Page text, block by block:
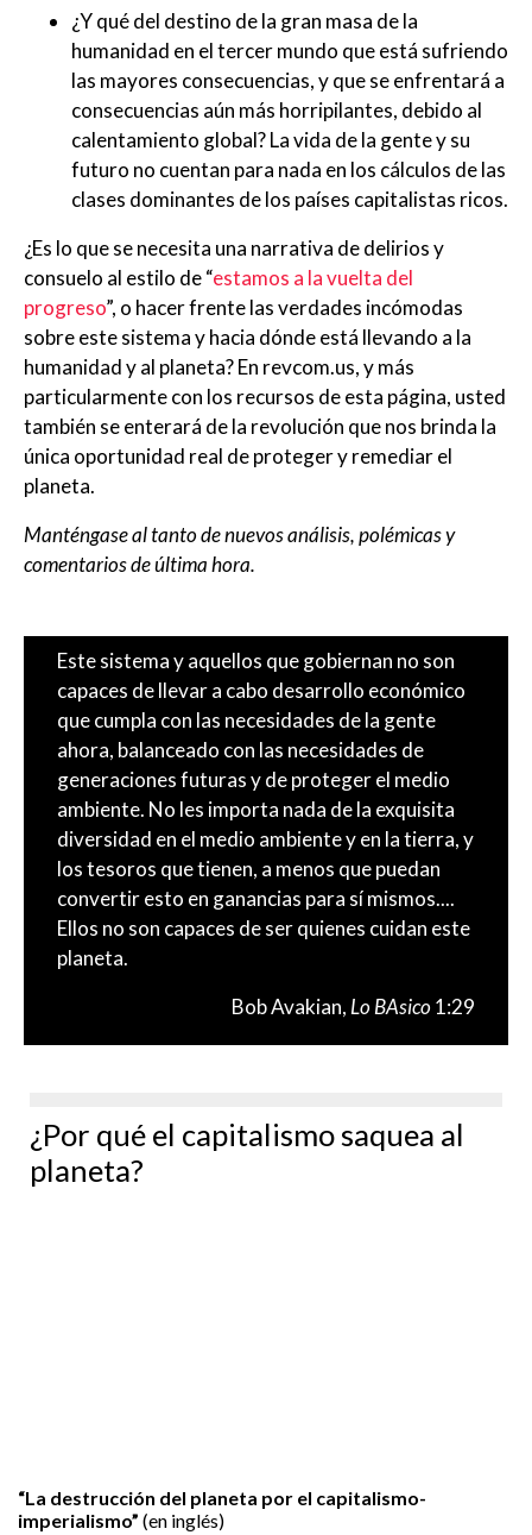
¿Y qué del destino de la gran masa de la
humanidad en el tercer mundo que está sufriendo
las mayores consecuencias, y que se enfrentará a
consecuencias aún más horripilantes, debido al
calentamiento global? La vida de la gente y su
futuro no cuentan para nada en los cálculos de las
clases dominantes de los países capitalistas ricos.
¿Es lo que se necesita una narrativa de delirios y
consuelo al estilo de “estamos a la vuelta del
progreso”, o hacer frente las verdades incómodas
sobre este sistema y hacia dónde está llevando a la
humanidad y al planeta? En revcom.us, y más
particularmente con los recursos de esta página, usted
también se enterará de la revolución que nos brinda la
única oportunidad real de proteger y remediar el
planeta.
Manténgase al tanto de nuevos análisis, polémicas y
comentarios de última hora.
Este sistema y aquellos que gobiernan no son
capaces de llevar a cabo desarrollo económico
que cumpla con las necesidades de la gente
ahora, balanceado con las necesidades de
generaciones futuras y de proteger el medio
ambiente. No les importa nada de la exquisita
diversidad en el medio ambiente y en la tierra, y
los tesoros que tienen, a menos que puedan
convertir esto en ganancias para sí mismos....
Ellos no son capaces de ser quienes cuidan este
planeta.
Bob Avakian,Lo BAsico1:29
¿Por qué el capitalismo saquea al
planeta?
“La destrucción del planeta por el capitalismo-
imperialismo” (en inglés)